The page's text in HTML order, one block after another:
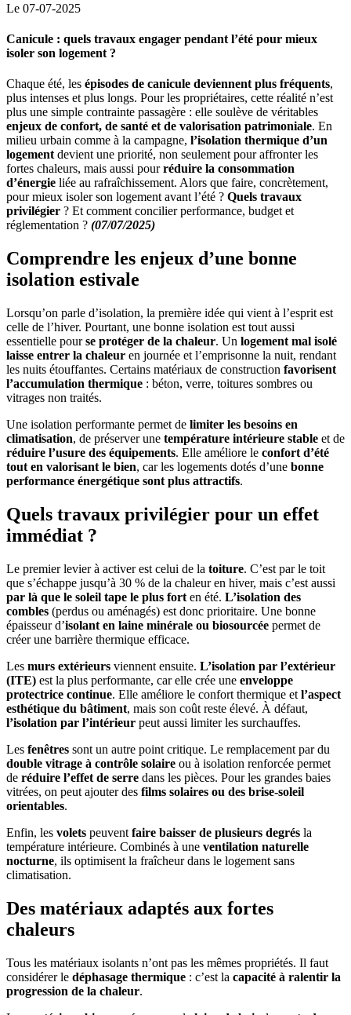
Le 07-07-2025
Canicule : quels travaux engager pendant l’été pour mieux
isoler son logement ?
Chaque été, les épisodes de canicule deviennent plus fréquents,
plus intenses et plus longs. Pour les propriétaires, cette réalité n’est
plus une simple contrainte passagère : elle soulève de véritables
enjeux de confort, de santé et de valorisation patrimoniale. En
milieu urbain comme à la campagne, l’isolation thermique d’un
logementdevient une priorité, non seulement pour affronter les
fortes chaleurs, mais aussi pourréduire la consommation
d’énergie liée au rafraîchissement. Alors que faire, concrètement,
pour mieux isoler son logement avant l’été ? Quels travaux
privilégier ? Et comment concilier performance, budget et
réglementation ? (07/07/2025)
Comprendre les enjeux d’une bonne
isolation estivale
Lorsqu’on parle d’isolation, la première idée qui vient à l’esprit est
celle de l’hiver. Pourtant, une bonne isolation est tout aussi
essentielle pourse protéger de la chaleur. Un logement mal isolé
laisse entrer la chaleur en journée et l’emprisonne la nuit, rendant
les nuits étouffantes. Certains matériaux de construction favorisent
l’accumulation thermique : béton, verre, toitures sombres ou
vitrages non traités.
Une isolation performante permet de limiter les besoins en
climatisation, de préserver une température intérieure stable et de
réduire l’usure des équipements. Elle améliore le confort d’été
tout en valorisant le bien, car les logements dotés d’une bonne
performance énergétique sont plus attractifs.
Quels travaux privilégier pour un effet
immédiat ?
Le premier levier à activer est celui de la toiture. C’est par le toit
que s’échappe jusqu’à 30 % de la chaleur en hiver, mais c’est aussi
par là que le soleil tape le plus fort en été. L’isolation des
combles (perdus ou aménagés) est donc prioritaire. Une bonne
épaisseur d’isolant en laine minérale ou biosourcée permet de
créer une barrière thermique efficace.
Les murs extérieurs viennent ensuite. L’isolation par l’extérieur
(ITE) est la plus performante, car elle crée une enveloppe
protectrice continue. Elle améliore le confort thermique et l’aspect
esthétique du bâtiment, mais son coût reste élevé. À défaut,
l’isolation par l’intérieur peut aussi limiter les surchauffes.
Les fenêtres sont un autre point critique. Le remplacement par du
double vitrage à contrôle solaire ou à isolation renforcée permet
de réduire l’effet de serre dans les pièces. Pour les grandes baies
vitrées, on peut ajouter des films solaires ou des brise-soleil
orientables.
Enfin, les volets peuvent faire baisser de plusieurs degrés la
température intérieure. Combinés à une ventilation naturelle
nocturne, ils optimisent la fraîcheur dans le logement sans
climatisation.
Des matériaux adaptés aux fortes
chaleurs
Tous les matériaux isolants n’ont pas les mêmes propriétés. Il faut
considérer le déphasage thermique : c’est la capacité à ralentir la
progression de la chaleur.